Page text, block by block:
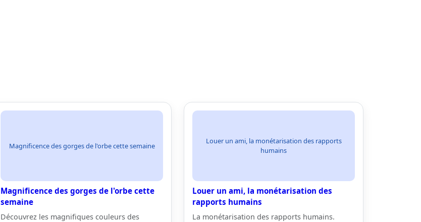
Magnificence des gorges de l'orbe cette semaine
Magnificence des gorges de l'orbe cette
semaine
Découvrez les magnifiques couleurs des
Louer un ami, la monétarisation des rapports
humains
Louer un ami, la monétarisation des
rapports humains
La monétarisation des rapports humains.